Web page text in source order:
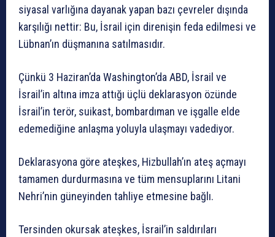
siyasal varlığına dayanak yapan bazı çevreler dışında
karşılığı nettir: Bu, İsrail için direnişin feda edilmesi ve
Lübnan’ın düşmanına satılmasıdır.
Çünkü 3 Haziran’da Washington’da ABD, İsrail ve
İsrail’in altına imza attığı üçlü deklarasyon özünde
İsrail’in terör, suikast, bombardıman ve işgalle elde
edemediğine anlaşma yoluyla ulaşmayı vadediyor.
Deklarasyona göre ateşkes, Hizbullah’ın ateş açmayı
tamamen durdurmasına ve tüm mensuplarını Litani
Nehri’nin güneyinden tahliye etmesine bağlı.
Tersinden okursak ateşkes, İsrail’in saldırıları